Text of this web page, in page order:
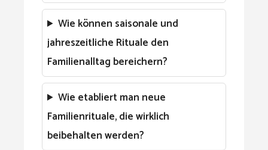
Wie können saisonale und
jahreszeitliche Rituale den
Familienalltag bereichern?
Wie etabliert man neue
Familienrituale, die wirklich
beibehalten werden?